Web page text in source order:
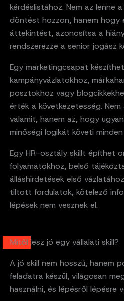
kérdéslistához. Nem az lenne
döntést hozzon, hanem hogy
áttekintést, azonosítsa a
rendszerezze a senior jogász
Egy marketingcsapat
kampányvázlatokhoz,
posztokhoz vagy
érték a következetesség. Nem
valamit, hanem az, hogy
minőségi logikát követi minden
Egy HR-osztály skillt építhet
folyamatokhoz, belső
álláshirdetések első
tiltott fordulatok, kötelező
lépések nem vesznek el.
Mitől lesz jó egy vállalati skill?
A jó skill nem hosszú, hanem
feladatra készül, világosan
használni, és lépésről lépésre